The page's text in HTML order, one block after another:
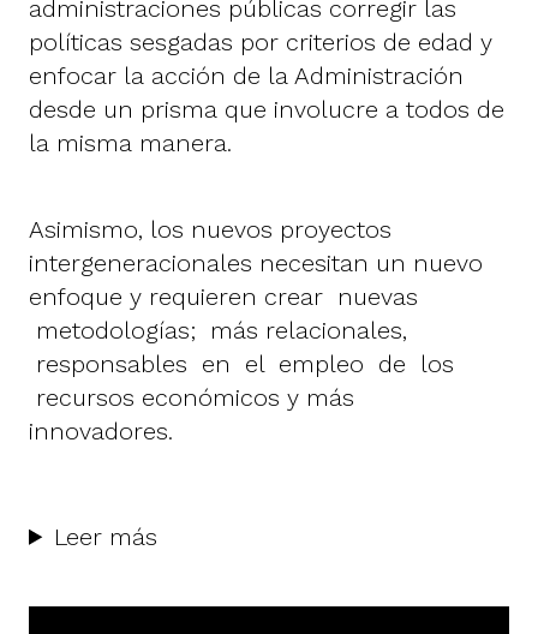
administraciones públicas corregir las
políticas sesgadas por criterios de edad y
enfocar la acción de la Administración
desde un prisma que involucre a todos de
la misma manera.
Asimismo, los nuevos proyectos
intergeneracionales necesitan un nuevo
enfoque y requieren crear nuevas
metodologías; más relacionales,
responsables en el empleo de los
recursos económicos y más
innovadores.
Leer más